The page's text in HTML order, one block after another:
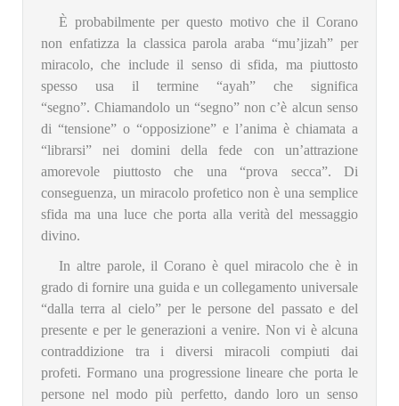
È probabilmente per questo motivo che il Corano
non enfatizza la classica parola araba “mu’jizah” per
miracolo, che include il senso di sfida, ma piuttosto
spesso usa il termine “ayah” che significa
“segno”. Chiamandolo un “segno” non c’è alcun senso
di “tensione” o “opposizione” e l’anima è chiamata a
“librarsi” nei domini della fede con un’attrazione
amorevole piuttosto che una “prova secca”. Di
conseguenza, un miracolo profetico non è una semplice
sfida ma una luce che porta alla verità del messaggio
divino.
In altre parole, il Corano è quel miracolo che è in
grado di fornire una guida e un collegamento universale
“dalla terra al cielo” per le persone del passato e del
presente e per le generazioni a venire. Non vi è alcuna
contraddizione tra i diversi miracoli compiuti dai
profeti. Formano una progressione lineare che porta le
persone nel modo più perfetto, dando loro un senso